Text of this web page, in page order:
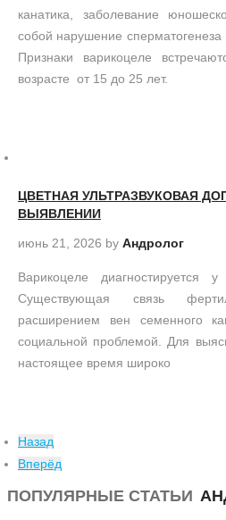
канатика, заболевание
собой нарушение
Признаки варикоцеле
возрасте от 15 до 25 лет.
ЦВЕТНАЯ УЛЬТРАЗВУКОВАЯ
ВЫЯВЛЕНИИ
июнь 21, 2026 by Андролог
Варикоцеле диагностируется
Существующая связь
расширением вен семенного
социальной проблемой. Для
настоящее время широко
Назад
Вперёд
ПОПУЛЯРНЫЕ СТАТЬИ